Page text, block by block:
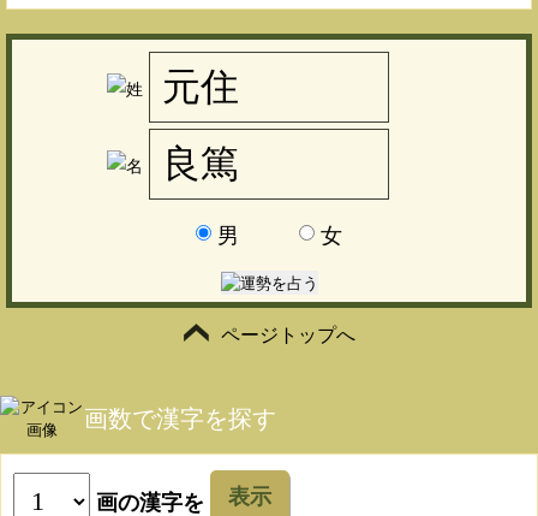
男 女
ページトップへ
画数で漢字を探す
画の漢字を 表示